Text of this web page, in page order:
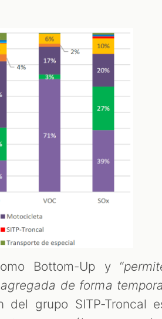
Bottom-Up y “
de forma
del grupo SITP-Troncal